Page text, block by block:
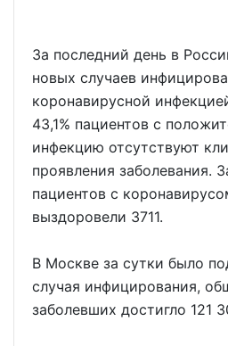
За последний день в
новых случаев
коронавирусной
43,1% пациентов с
инфекцию отсутствуют
проявления заболевания.
пациентов с
выздоровели 3711.
В Москве за сутки было
случая инфицирования,
заболевших достигло 121